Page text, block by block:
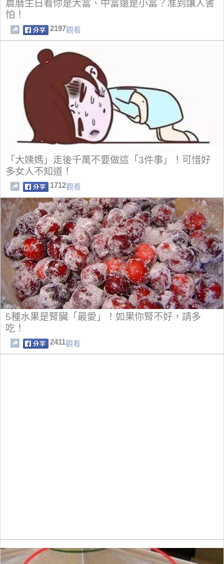
農曆生日看你是大富、中富還是小富？准到讓人害
怕！
2197觀看
「大姨媽」走後千萬不要做這「3件事」！可惜好
多女人不知道！
1712觀看
5種水果是腎臟「最愛」！如果你腎不好，請多
吃！
2411觀看